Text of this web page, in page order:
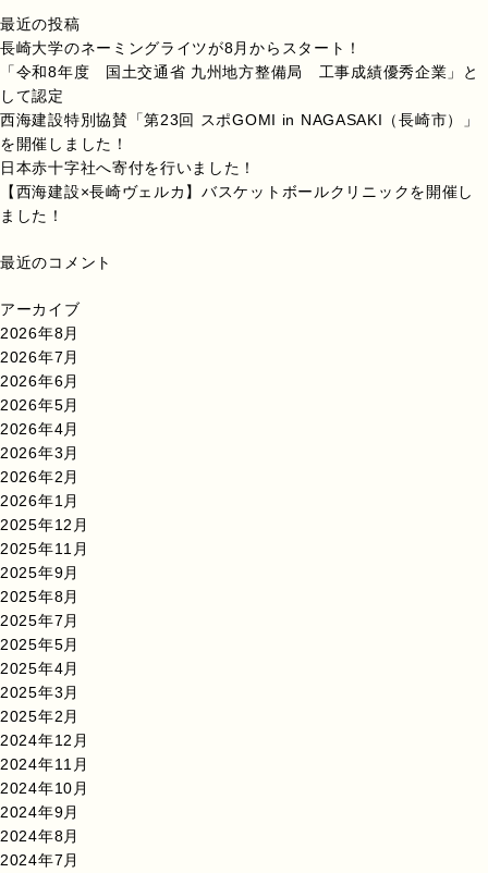
最近の投稿
長崎大学のネーミングライツが8月からスタート！
「令和8年度 国土交通省 九州地方整備局 工事成績優秀企業」と
して認定
西海建設特別協賛「第23回 スポGOMI in NAGASAKI（長崎市）」
を開催しました！
日本赤十字社へ寄付を行いました！
【西海建設×長崎ヴェルカ】バスケットボールクリニックを開催し
ました！
最近のコメント
アーカイブ
2026年8月
2026年7月
2026年6月
2026年5月
2026年4月
2026年3月
2026年2月
2026年1月
2025年12月
2025年11月
2025年9月
2025年8月
2025年7月
2025年5月
2025年4月
2025年3月
2025年2月
2024年12月
2024年11月
2024年10月
2024年9月
2024年8月
2024年7月